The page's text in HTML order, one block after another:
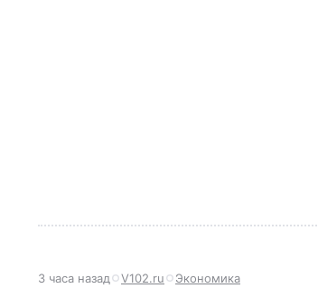
3 часа назад V102.ru Экономика